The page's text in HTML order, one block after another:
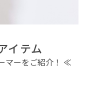
イテム
マーをご紹介！ ≪